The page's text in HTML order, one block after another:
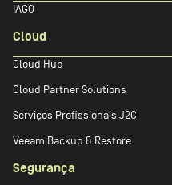
IAGO
Cloud
Cloud Hub
Cloud Partner Solutions
Serviços Profissionais J2C
Veeam Backup & Restore
Segurança